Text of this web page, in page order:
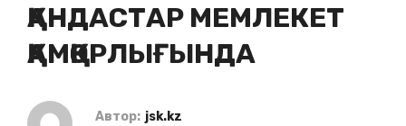
ҚАНДАСТАР МЕМЛЕКЕТ
ҚАМҚОРЛЫҒЫНДА
Автор: jsk.kz